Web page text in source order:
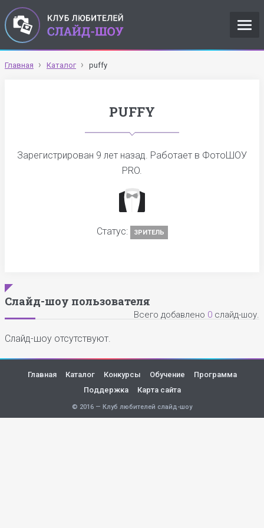
Главная Каталог puffy
PUFFY
Зарегистрирован 9 лет назад. Работает в ФотоШОУ
PRO.
Статус: ЗРИТЕЛЬ
Слайд-шоу пользователя
Всего добавлено 0 слайд-шоу.
Слайд-шоу отсутствуют.
Главная Каталог Конкурсы Обучение
Программа
Поддержка
Карта сайта
© 2016 — Клуб любителей слайд-шоу